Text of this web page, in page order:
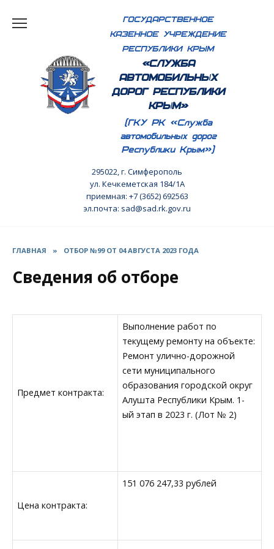
ГОСУДАРСТВЕННОЕ
КАЗЕННОЕ УЧРЕЖДЕНИЕ
РЕСПУБЛИКИ КРЫМ
«СЛУЖБА
АВТОМОБИЛЬНЫХ
ДОРОГ РЕСПУБЛИКИ
КРЫМ»
(ГКУ РК «Служба
автомобильных дорог
Республики Крым»)
295022, г. Симферополь
ул. Кечкеметская 184/1А
приемная: +7 (3652) 692563
эл.почта: sad@sad.rk.gov.ru
ГЛАВНАЯ » ОТБОР №99 ОТ 04 АВГУСТА 2023 ГОДА
Сведения об отборе
Предмет контракта:
Выполнение работ по
текущему ремонту на объекте:
Ремонт улично-дорожной
сети муниципального
образования городской округ
Алушта Республики Крым. 1-
ый этап в 2023 г. (Лот № 2)
Цена контракта:
151 076 247,33 рублей